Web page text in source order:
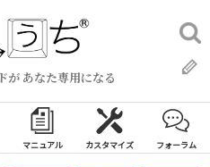
が あなた専用になる
検
索:
マニュアル カスタマイズ フォーラム